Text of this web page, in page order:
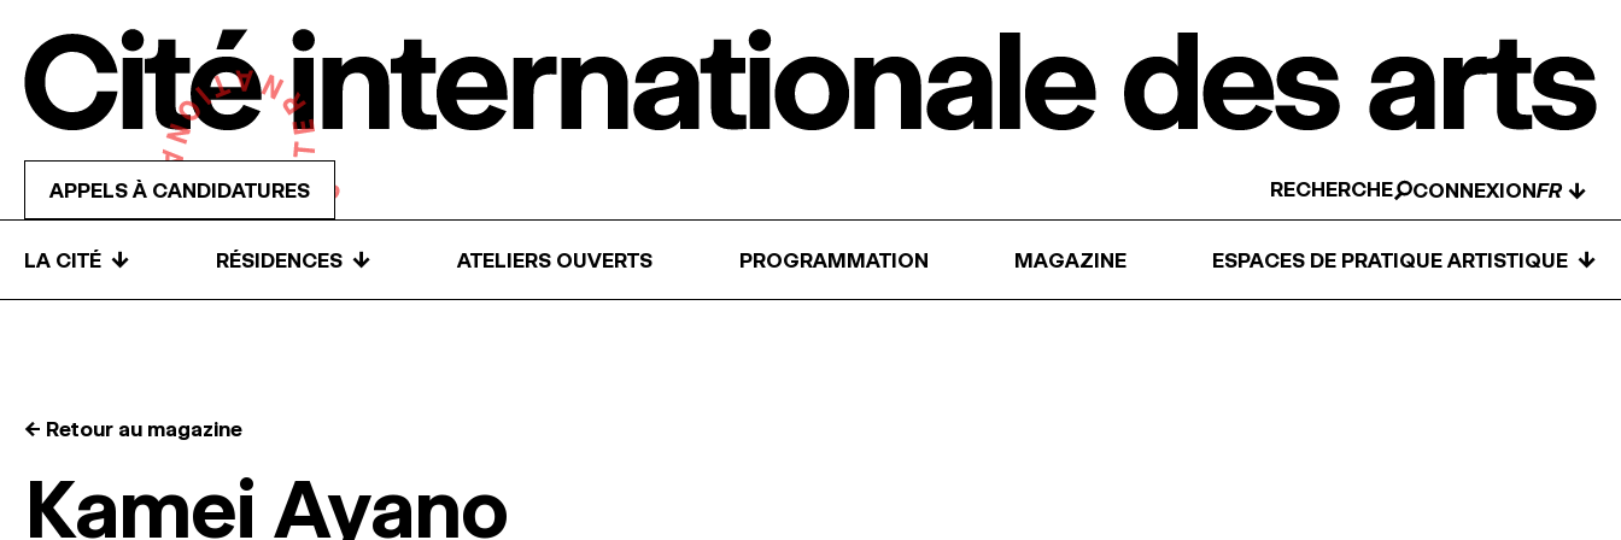
APPELS À CANDIDATURES RECHERCHE CONNEXION ↓
LA CITÉ ↓ RÉSIDENCES ↓ ATELIERS OUVERTS PROGRAMMATION MAGAZINE ESPACES DE PRATIQUE ARTISTIQUE ↓
← Retour au magazine
Kamei Ayano